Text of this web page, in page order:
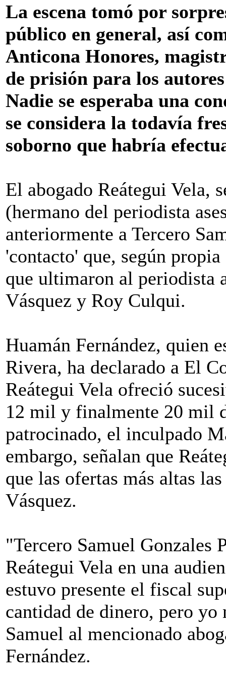
La escena tomó por
público en general, así
Anticona Honores,
de prisión para los
Nadie se esperaba una
se considera la todavía
soborno que habría
El abogado Reátegui Vela,
(hermano del periodista
anteriormente a Tercero
'contacto' que, según
que ultimaron al periodista
Vásquez y Roy Culqui.
Huamán Fernández, quien
Rivera, ha declarado a El
Reátegui Vela ofreció
12 mil y finalmente 20 mil
patrocinado, el inculpado
embargo, señalan que
que las ofertas más altas
Vásquez.
"Tercero Samuel Gonzales
Reátegui Vela en una
estuvo presente el fiscal
cantidad de dinero, pero
Samuel al mencionado
Fernández.